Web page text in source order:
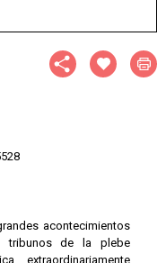
acontecimientos
tribunos de la plebe
extraordinariamente